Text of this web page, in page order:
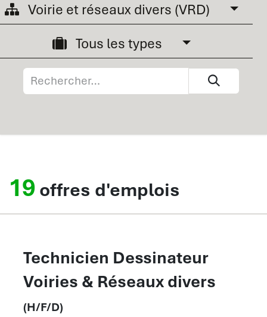
Voirie et réseaux divers (VRD)
Tous les types
19 offres d'emplois
Technicien Dessinateur
Voiries & Réseaux divers
(H/F/D)